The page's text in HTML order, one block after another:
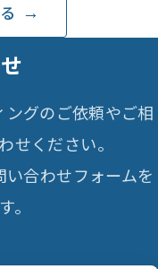
グのご依頼やご相
せください。
合わせフォームを
。